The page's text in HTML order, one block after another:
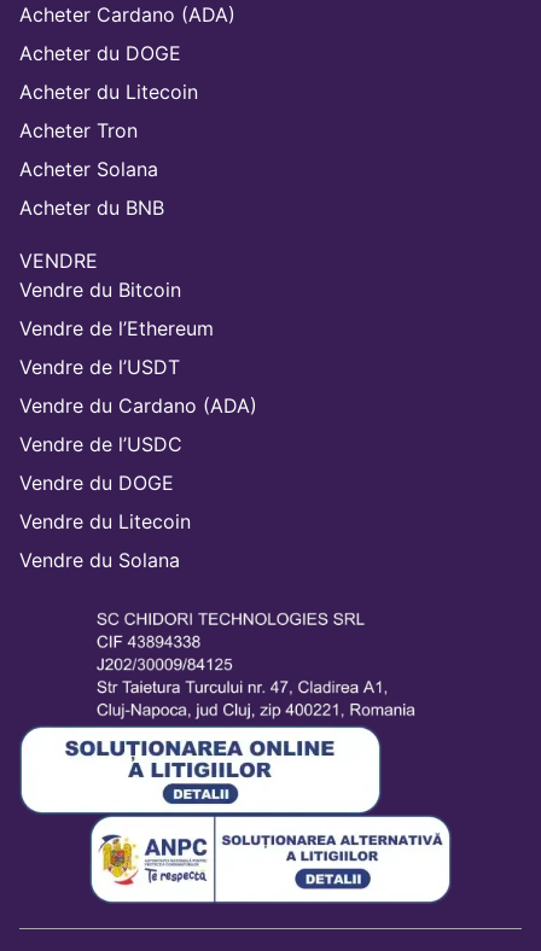
Acheter Cardano (ADA)
Acheter du DOGE
Acheter du Litecoin
Acheter Tron
Acheter Solana
Acheter du BNB
VENDRE
Vendre du Bitcoin
Vendre de l’Ethereum
Vendre de l’USDT
Vendre du Cardano (ADA)
Vendre de l’USDC
Vendre du DOGE
Vendre du Litecoin
Vendre du Solana